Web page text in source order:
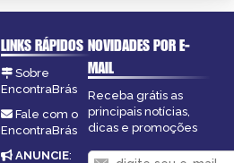
LINKS RÁPIDOS
Sobre
EncontraBrás
Fale com o
EncontraBrás
ANUNCIE:
NOVIDADES POR E-
MAIL
Receba grátis as
principais notícias,
dicas e promoções